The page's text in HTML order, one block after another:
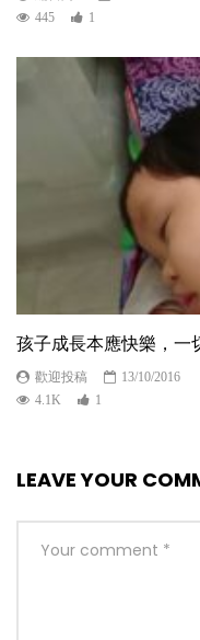
445
1
孩子成長本應快樂，一
歡迎投稿
13/10/2016
4.1K
1
LEAVE YOUR